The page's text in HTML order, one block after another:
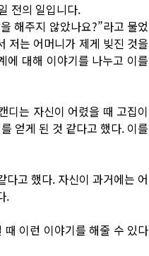
전의 일입니다.
해주지 않았나요?”라고 물었
저는 어머니가 제게 빚진 것을
에 대해 이야기를 나누고 이를
디는 자신이 어렸을 때 고집이
얻게 된 것 같다고 했다. 이를
고 했다. 자신이 과거에는 어
.
이런 이야기를 해줄 수 있다